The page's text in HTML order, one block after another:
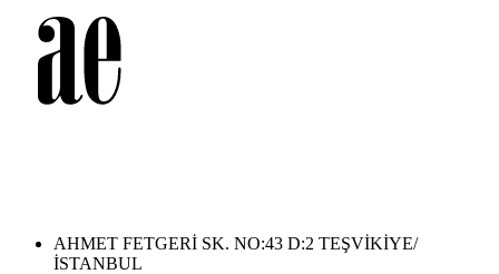
AHMET FETGERİ SK. NO:43 D:2 TEŞVİKİYE/
İSTANBUL